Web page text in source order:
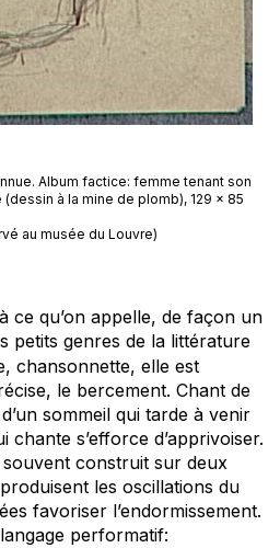
Album factice: femme tenant son
à la mine de plomb), 129 x 85
au musée du Louvre)
ce qu’on appelle, de façon un
petits genres de la littérature
chansonnette, elle est
le bercement. Chant de
sommeil qui tarde à venir
chante s’efforce d’apprivoiser.
construit sur deux
les oscillations du
favoriser l’endormissement.
performatif: